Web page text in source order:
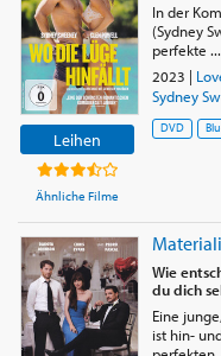
Leihen
Ähnliche Filme
In der
(Sydney
perfekte ...
2023 |
Sydney
DVD
Wie
du dich
Eine
ist hin-